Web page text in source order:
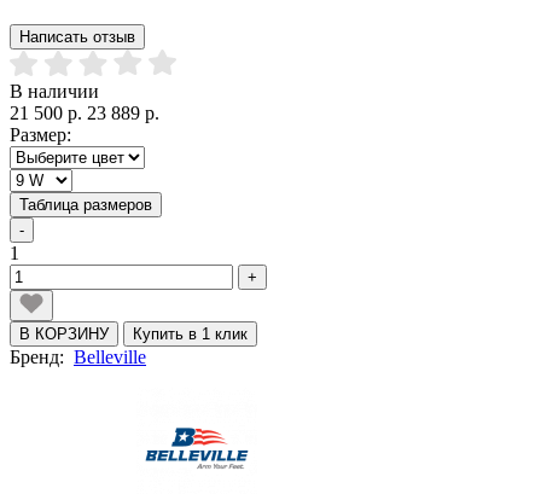
Написать отзыв
В наличии
21 500 р. 23 889 р.
Размер:
Таблица размеров
-
1
+
В КОРЗИНУ Купить в 1 клик
Бренд: Belleville